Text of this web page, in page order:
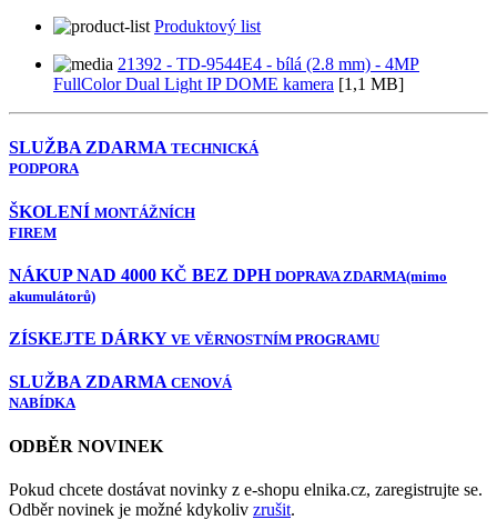
Produktový list
21392 - TD-9544E4 - bílá (2.8 mm) - 4MP
FullColor Dual Light IP DOME kamera [1,1 MB]
SLUŽBA ZDARMA TECHNICKÁ
PODPORA
ŠKOLENÍ MONTÁŽNÍCH
FIREM
NÁKUP NAD 4000 KČ BEZ DPH DOPRAVA ZDARMA(mimo
akumulátorů)
ZÍSKEJTE DÁRKY VE VĚRNOSTNÍM PROGRAMU
SLUŽBA ZDARMA CENOVÁ
NABÍDKA
ODBĚR NOVINEK
Pokud chcete dostávat novinky z e-shopu elnika.cz, zaregistrujte se.
Odběr novinek je možné kdykoliv zrušit.